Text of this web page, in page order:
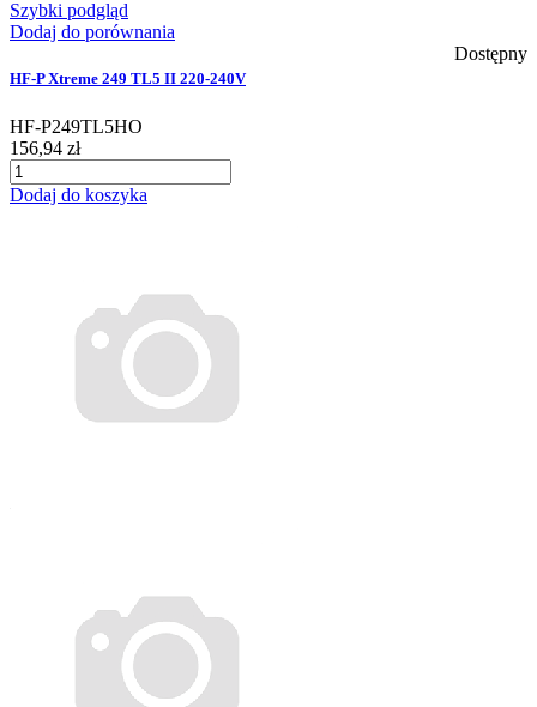
Szybki podgląd
Dodaj do porównania
Dostępny
HF-P Xtreme 249 TL5 II 220-240V
HF-P249TL5HO
156,94 zł
Dodaj do koszyka